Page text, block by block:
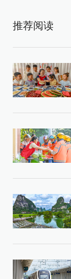
推荐阅读